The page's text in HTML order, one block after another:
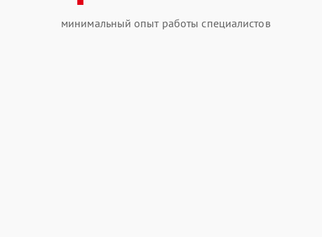
минимальный опыт работы специалистов